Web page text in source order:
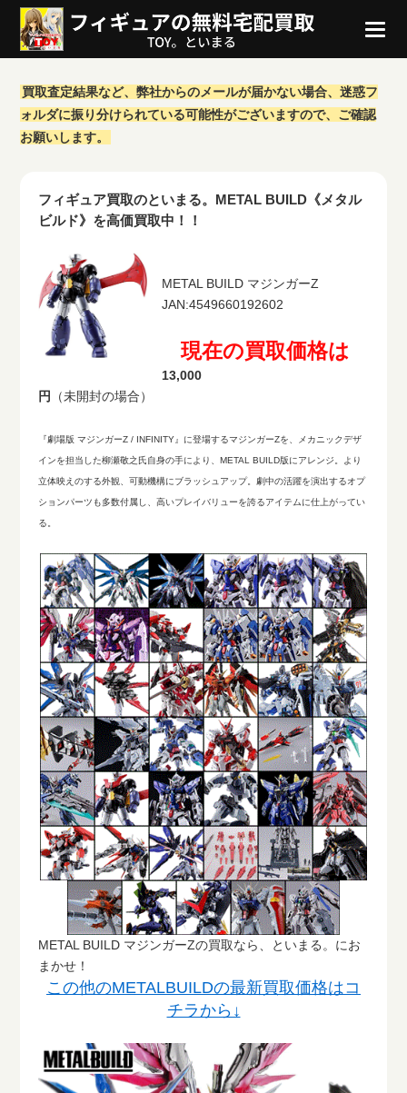
買取査定結果など、弊社からのメールが届かない場合、迷惑フ
ォルダに振り分けられている可能性がございますので、ご確認
お願いします。
フィギュア買取のといまる。METAL BUILD《メタル
ビルド》を高価買取中！！
METAL BUILD マジンガーZ
JAN:4549660192602
現在の買取価格は
13,000
円
（未開封の場合）
『劇場版 マジンガーZ / INFINITY』に登場するマジンガーZを、メカニックデザ
インを担当した柳瀬敬之氏自身の手により、METAL BUILD版にアレンジ。より
立体映えのする外観、可動機構にブラッシュアップ。劇中の活躍を演出するオプ
ションパーツも多数付属し、高いプレイバリューを誇るアイテムに仕上がってい
る。
METAL BUILD マジンガーZの買取なら、といまる。にお
まかせ！
この他のMETALBUILDの最新買取価格はコ
チラから↓